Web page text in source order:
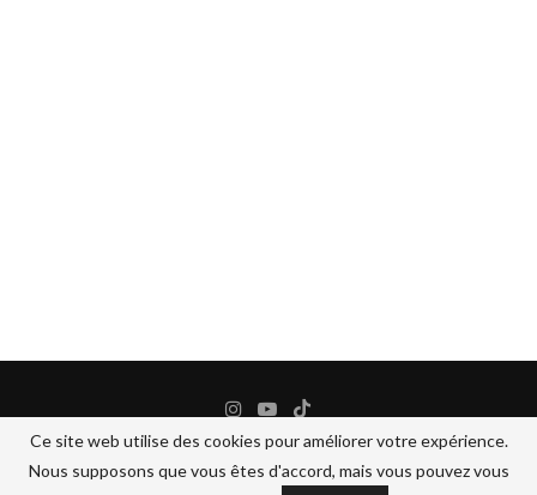
BANANEJAUNE COSMETIQUES
Ce site web utilise des cookies pour améliorer votre expérience.
Nous supposons que vous êtes d'accord, mais vous pouvez vous